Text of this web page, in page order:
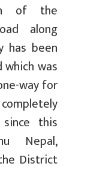
of the
along
has been
which was
way for
this
Nepal,
District